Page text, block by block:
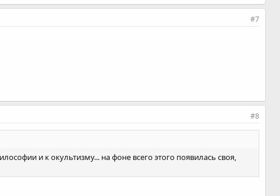
#7
#8
и к окультизму... на фоне всего этого появилась своя,